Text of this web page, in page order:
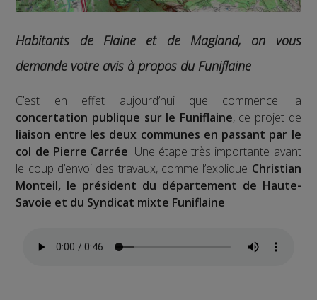
Habitants de Flaine et de Magland, on vous
demande votre avis à propos du Funiflaine
C’est en effet aujourd’hui que commence la
concertation publique sur le Funiflaine, ce projet de
liaison entre les deux communes en passant par le
col de Pierre Carrée. Une étape très importante avant
le coup d’envoi des travaux, comme l’explique Christian
Monteil, le président du département de Haute-
Savoie et du Syndicat mixte Funiflaine.